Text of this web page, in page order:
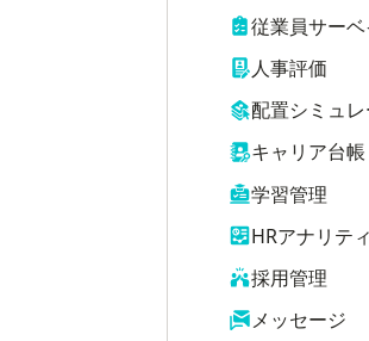
従業員サーベ
人事評価
配置シミュ
キャリア台帳
学習管理
HRアナリテ
採用管理
メッセージ